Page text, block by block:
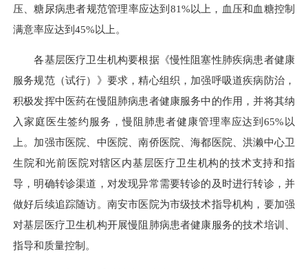
压、糖尿病患者规范管理率应达到81%以上，血压和血糖控制
满意率应达到45%以上。
各基层医疗卫生机构要根据《慢性阻塞性肺疾病患者健康
服务规范（试行）》要求，精心组织，加强呼吸道疾病防治，
积极发挥中医药在慢阻肺病患者健康服务中的作用，并将其纳
入家庭医生签约服务，慢阻肺患者健康管理率应达到65%以
上。加强市医院、中医院、南侨医院、海都医院、洪濑中心卫
生院和光前医院对辖区内基层医疗卫生机构的技术支持和指
导，明确转诊渠道，对发现异常需要转诊的及时进行转诊，并
做好后续追踪随访。南安市医院为市级技术指导机构，要加强
对基层医疗卫生机构开展慢阻肺病患者健康服务的技术培训、
指导和质量控制。